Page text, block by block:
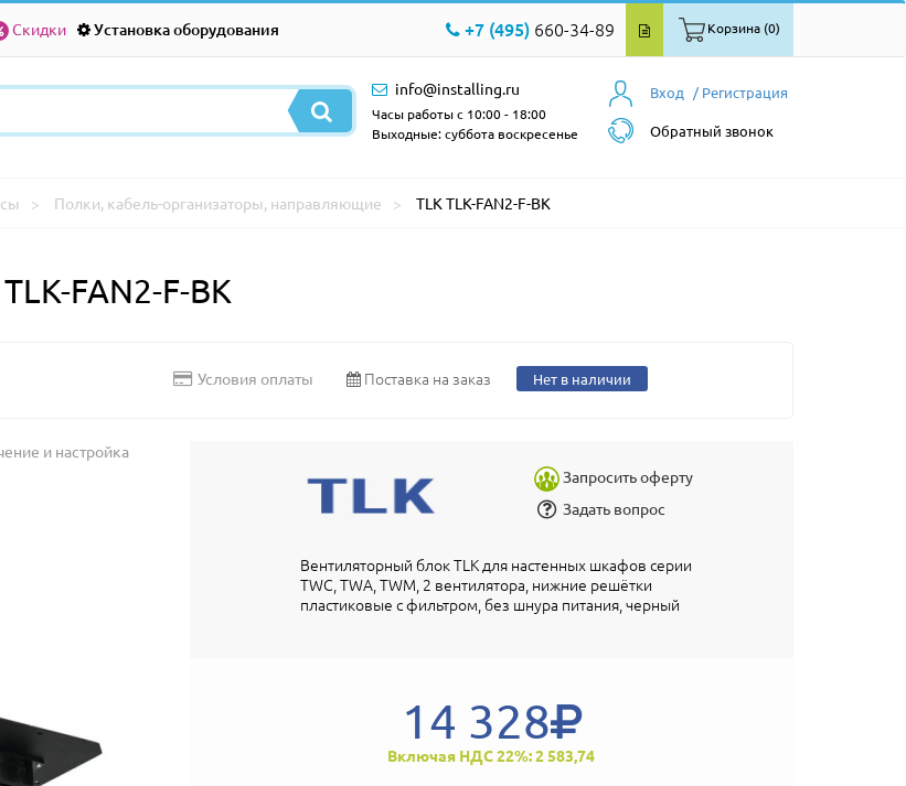
Скидки Установка оборудования +7 (495) 660-34-89 Корзина (0)
Вход / Регистрация
Обратный звонок
info@installing.ru
Часы работы с 10:00 - 18:00
Выходные: суббота воскресенье
Полки, кабель-организаторы, направляющие TLK TLK-FAN2-F-BK
FAN2-F-BK
Условия оплаты Поставка на заказ Нет в наличии
и настройка
Запросить оферту
Задать вопрос
Вентиляторный блок TLK для настенных шкафов серии
TWC, TWA, TWM, 2 вентилятора, нижние решётки
пластиковые с фильтром, без шнура питания, черный
14 328
Включая НДС 22%: 2 583,74